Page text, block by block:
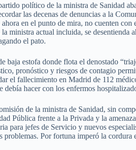
político de la ministra de Sanidad
las decenas de denuncias a la
en el punto de mira, no cuenten
ministra actual incluida, se desentienda
el pato.
baja estofa donde flota el denostado
pronóstico y riesgos de contagio
el fallecimiento en Madrid de 112
debía hacer con los enfermos
de la ministra de Sanidad, sin
Pública frente a la Privada y la
para jefes de Servicio y nuevos
problemas. Por fortuna imperó la cordura